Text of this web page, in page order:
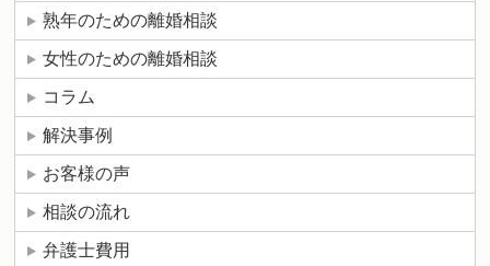
熟年のための離婚相談
女性のための離婚相談
コラム
解決事例
お客様の声
相談の流れ
弁護士費用